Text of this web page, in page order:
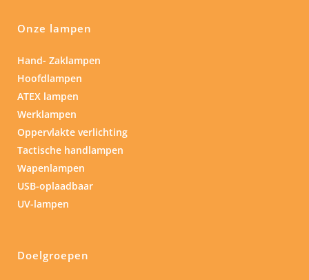
Onze lampen
Hand- Zaklampen
Hoofdlampen
ATEX lampen
Werklampen
Oppervlakte verlichting
Tactische handlampen
Wapenlampen
USB-oplaadbaar
UV-lampen
Doelgroepen